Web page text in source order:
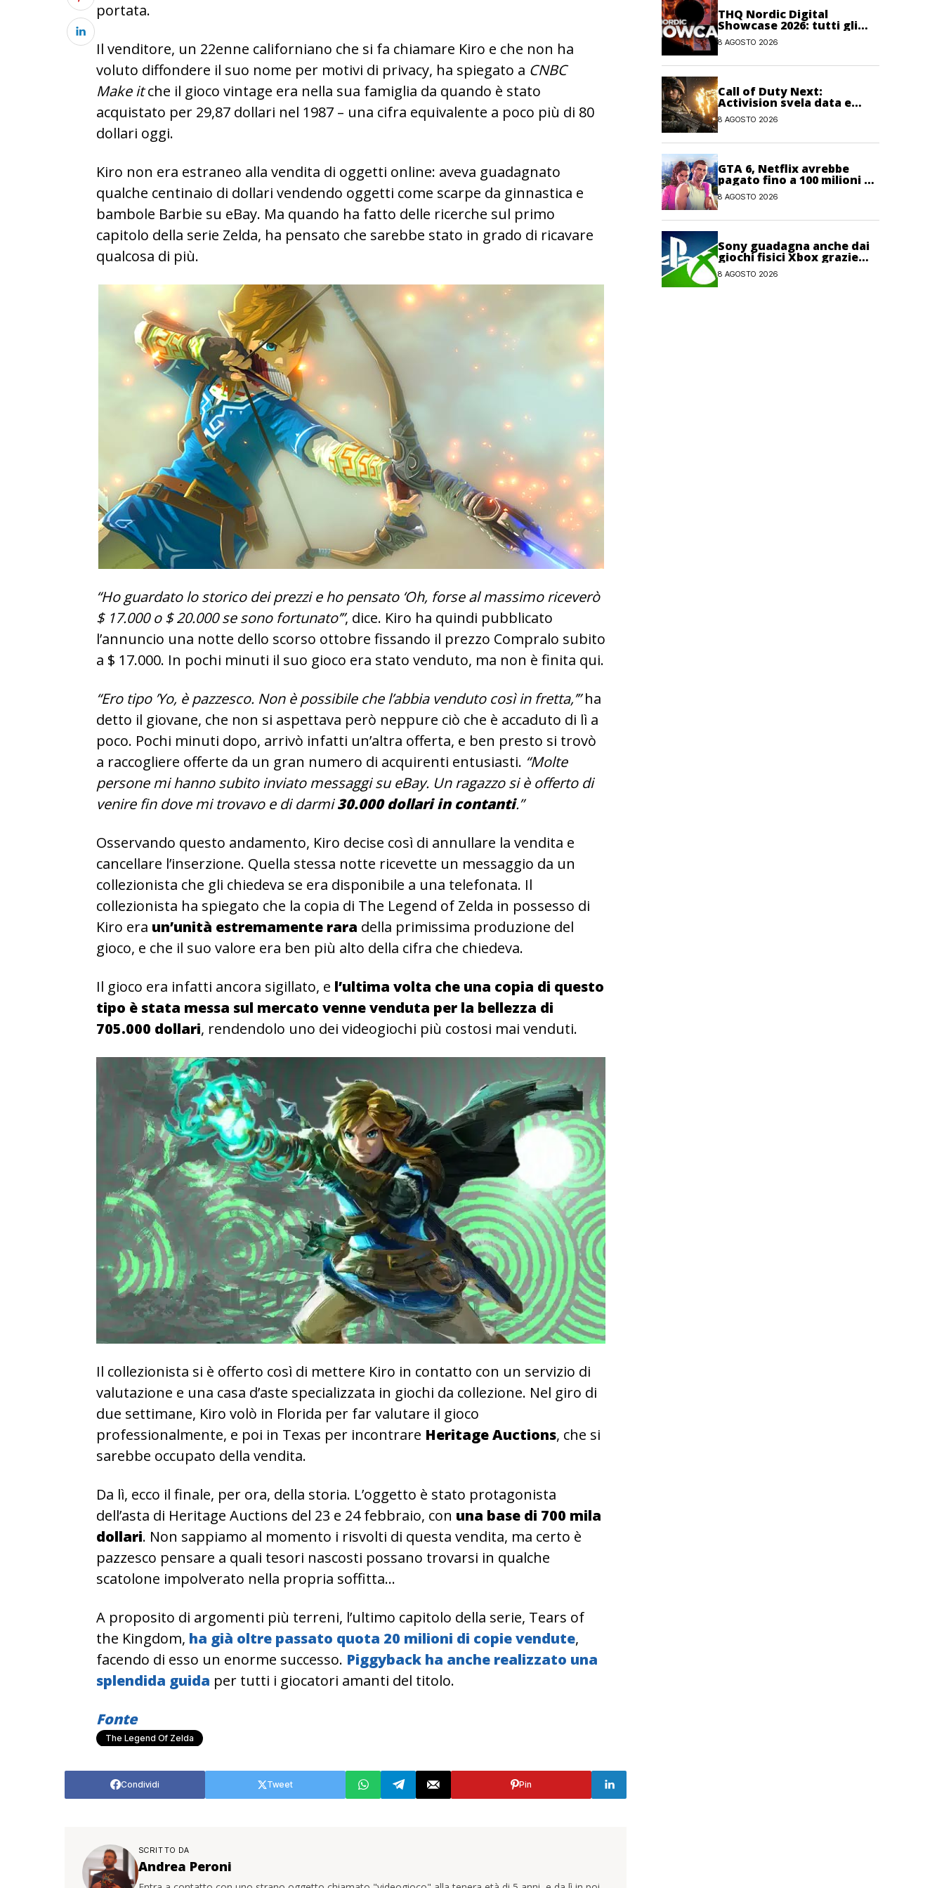
portata.
Il venditore, un 22enne californiano che si fa chiamare Kiro e che non ha
voluto diffondere il suo nome per motivi di privacy, ha spiegato a CNBC
Make itche il gioco vintage era nella sua famiglia da quando è stato
acquistato per 29,87 dollari nel 1987 – una cifra equivalente a poco più di 80
dollari oggi.
Kiro non era estraneo alla vendita di oggetti online: aveva guadagnato
qualche centinaio di dollari vendendo oggetti come scarpe da ginnastica e
bambole Barbie su eBay. Ma quando ha fatto delle ricerche sul primo
capitolo della serie Zelda, ha pensato che sarebbe stato in grado di ricavare
qualcosa di più.
“Ho guardato lo storico dei prezzi e ho pensato ‘Oh, forse al massimo riceverò
$ 17.000 o $ 20.000 se sono fortunato’”, dice. Kiro ha quindi pubblicato
l’annuncio una notte dello scorso ottobre fissando il prezzo Compralo subito
a $ 17.000. In pochi minuti il ​​suo gioco era stato venduto, ma non è finita qui.
“Ero tipo ’Yo, è pazzesco. Non è possibile che l’abbia venduto così in fretta,’”ha
detto il giovane, che non si aspettava però neppure ciò che è accaduto di lì a
poco. Pochi minuti dopo, arrivò infatti un’altra offerta, e ben presto si trovò
a raccogliere offerte da un gran numero di acquirenti entusiasti. “Molte
persone mi hanno subito inviato messaggi su eBay. Un ragazzo si è offerto di
venire fin dove mi trovavo e di darmi30.000 dollari in contanti.”
Osservando questo andamento, Kiro decise così di annullare la vendita e
cancellare l’inserzione. Quella stessa notte ricevette un messaggio da un
collezionista che gli chiedeva se era disponibile a una telefonata. Il
collezionista ha spiegato che la copia di The Legend of Zelda in possesso di
Kiro era un’unità estremamente rara della primissima produzione del
gioco, e che il suo valore era ben più alto della cifra che chiedeva.
Il gioco era infatti ancora sigillato, e l’ultima volta che una copia di questo
tipo è stata messa sul mercato venne venduta per la bellezza di
705.000 dollari, rendendolo uno dei videogiochi più costosi mai venduti.
Il collezionista si è offerto così di mettere Kiro in contatto con un servizio di
valutazione e una casa d’aste specializzata in giochi da collezione. Nel giro di
due settimane, Kiro volò in Florida per far valutare il gioco
professionalmente, e poi in Texas per incontrare Heritage Auctions, che si
sarebbe occupato della vendita.
Da lì, ecco il finale, per ora, della storia. L’oggetto è stato protagonista
dell’asta di Heritage Auctions del 23 e 24 febbraio, con una base di 700 mila
dollari. Non sappiamo al momento i risvolti di questa vendita, ma certo è
pazzesco pensare a quali tesori nascosti possano trovarsi in qualche
scatolone impolverato nella propria soffitta…
A proposito di argomenti più terreni, l’ultimo capitolo della serie, Tears of
the Kingdom, ha già oltre passato quota 20 milioni di copie vendute,
facendo di esso un enorme successo. Piggyback ha anche realizzato una
splendida guida per tutti i giocatori amanti del titolo.
Fonte
The Legend Of Zelda
Condividi Tweet Pin
SCRITTO DA
Andrea Peroni
THQ Nordic Digital
Showcase 2026: tutti gli
annunci, i trailer e le
novità dell’evento
8 AGOSTO 2026
Call of Duty Next:
Activision svela data e
orario dell’evento
dedicato a Modern
8 AGOSTO 2026
GTA 6, Netflix avrebbe
pagato fino a 100 milioni di
dollari per l’esclusiva sul
gioco
8 AGOSTO 2026
Sony guadagna anche dai
giochi fisici Xbox grazie
alle licenze Blu-ray
8 AGOSTO 2026